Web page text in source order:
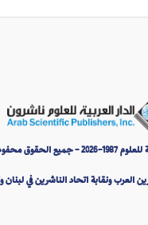
جميع الحقوق محفوظة
العرب ونقابة اتحاد الناشرين في لبنان